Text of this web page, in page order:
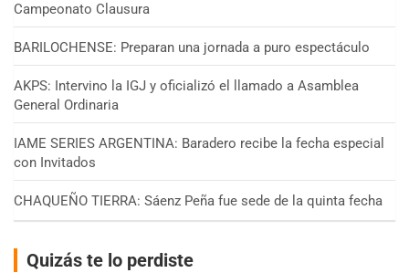
Campeonato Clausura
BARILOCHENSE: Preparan una jornada a puro espectáculo
AKPS: Intervino la IGJ y oficializó el llamado a Asamblea
General Ordinaria
IAME SERIES ARGENTINA: Baradero recibe la fecha especial
con Invitados
CHAQUEÑO TIERRA: Sáenz Peña fue sede de la quinta fecha
Quizás te lo perdiste